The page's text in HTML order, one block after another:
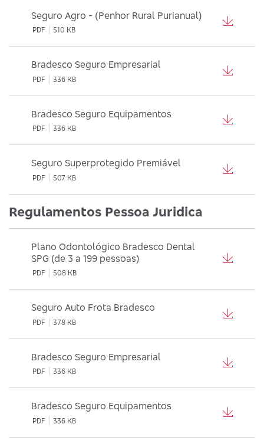
Seguro Agro - (Penhor Rural Purianual)
PDF 510 KB
Bradesco Seguro Empresarial
PDF 336 KB
Bradesco Seguro Equipamentos
PDF 336 KB
Seguro Superprotegido Premiável
PDF 507 KB
Regulamentos Pessoa Juridica
Plano Odontológico Bradesco Dental
SPG (de 3 a 199 pessoas)
PDF 508 KB
Seguro Auto Frota Bradesco
PDF 378 KB
Bradesco Seguro Empresarial
PDF 336 KB
Bradesco Seguro Equipamentos
PDF 336 KB